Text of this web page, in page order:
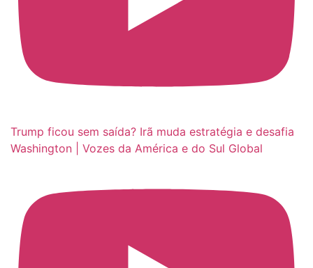
Trump ficou sem saída? Irã muda estratégia e desafia
Washington | Vozes da América e do Sul Global